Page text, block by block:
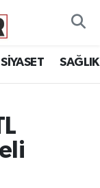
SİYASET SAĞLIK